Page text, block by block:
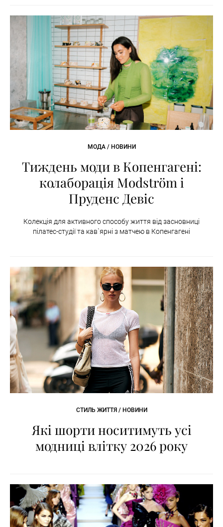
МОДА / НОВИНИ
Тиждень моди в Копенгагені:
колаборація Modström і
Пруденс Девіс
Колекція для активного способу життя від засновниці
пілатес-студії та кав`ярні з матчею в Копенгагені
СТИЛЬ ЖИТТЯ / НОВИНИ
Які шорти носитимуть усі
модниці влітку 2026 року